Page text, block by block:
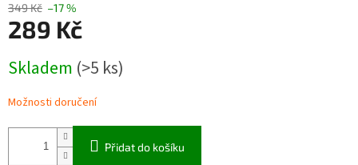
349 Kč –17 %
289 Kč
cena:
Skladem (>5 ks)
Možnosti doručení
Přidat do košíku